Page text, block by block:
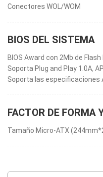
Conectores WOL/WOM
BIOS DEL SISTEMA
BIOS Award con 2Mb de Flash
Soporta Plug and Play 1.0A,
Soporta las especificaciones
FACTOR DE FORMA
Tamaño Micro-ATX